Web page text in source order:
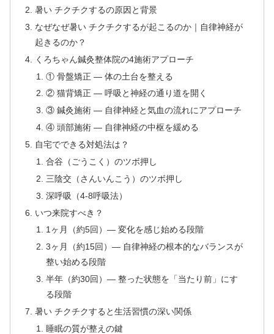
暑い チクチクするの原因と背景
なぜなぜ暑い チクチクするが起こるのか｜自律神経が
起きるのか？
くろちゃん鍼灸整体院の4施術アプローチ
① 骨盤矯正 — 体の土台を整える
② 猫背矯正 — 呼吸と神経の通り道を開く
③ 鍼灸施術 — 自律神経と気血の流れにアプローチ
④ 頭部施術 — 自律神経の中枢を緩める
自宅でできる対処法は？
合谷（ごうこく）のツボ押し
三陰交（さんいんこう）のツボ押し
深呼吸（4-8呼吸法）
いつ来院すべき？
1ヶ月（約5回）— 変化を感じ始める段階
3ヶ月（約15回）— 自律神経の根本的なバランスが
整い始める段階
半年（約30回）— 整った状態を「当たり前」にす
る段階
暑い チクチクすると生活習慣の深い関係
睡眠の質が整えの鍵